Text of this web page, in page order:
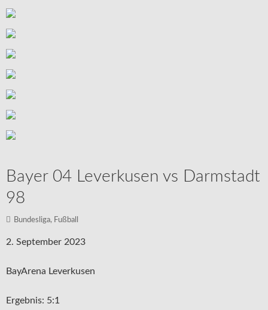
Bayer 04 Leverkusen vs Darmstadt
98
Bundesliga, Fußball
2. September 2023
BayArena Leverkusen
Ergebnis: 5:1